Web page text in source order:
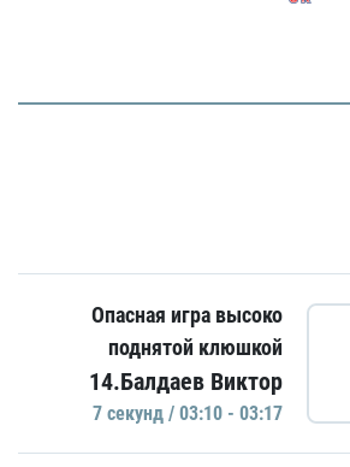
Опасная игра высоко
поднятой клюшкой
14.Балдаев Виктор
7 секунд / 03:10 - 03:17